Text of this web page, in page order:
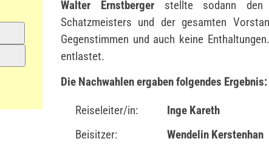
Walter Ernstbergerstellte sodann den
Schatzmeisters und der gesamten
Gegenstimmen und auch keine
entlastet.
Die Nachwahlen ergaben folgendes Ergebnis:
Reiseleiter/in: Inge Kareth
Beisitzer:
Wendelin Kerstenhan